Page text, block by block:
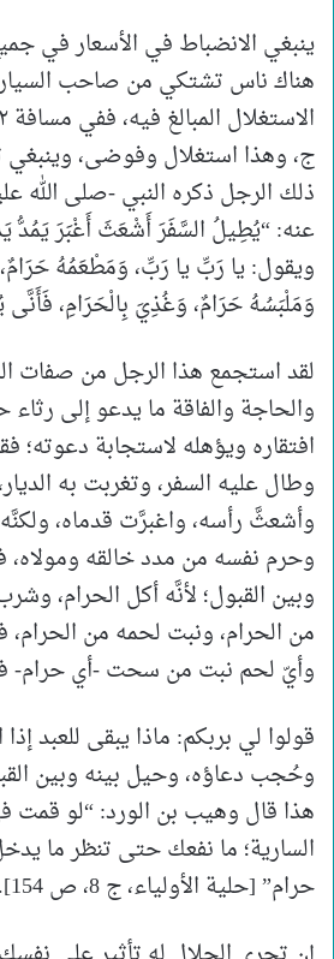
ينبغي الانضباط في الأسعار في
هناك ناس تشتكي من صاحب
ج، وهذا استغلال وفوضى، وينبغي
ذلك الرجل ذكره النبي -صلى الله
عنه: “يُطِيلُ السَّفَرَ أَشْعَثَ أَغْبَرَ يَمُدُّ
ويقول: يا رَبِّ يا رَبِّ، وَمَطْعَمُهُ
وَمَلْبَسُهُ حَرَامٌ، وَغُذِيَ بِالْحَرَامِ،
لقد استجمع هذا الرجل من صفات
والحاجة والفاقة ما يدعو إلى
افتقاره ويؤهله لاستجابة دعوته؛
وطال عليه السفر، وتغربت به
وأشعثَّ رأسه، واغبرَّت قدماه،
وحرم نفسه من مدد خالقه ومولاه،
وبين القبول؛ لأنَّه أكل الحرام،
من الحرام، ونبت لحمه من الحرام،
وأيّ لحم نبت من سحت -أي حرام-
قولوا لي بربكم: ماذا يبقى للعبد
وحُجب دعاؤه، وحيل بينه وبين
هذا قال وهيب بن الورد: “لو قمت
السارية؛ ما نفعك حتى تنظر ما
حرام” [حلية الأولياء، ج 8، ص 154].